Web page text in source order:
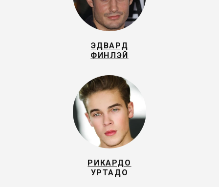
ЭДВАРД
ФИНЛЭЙ
РИКАРДО
УРТАДО